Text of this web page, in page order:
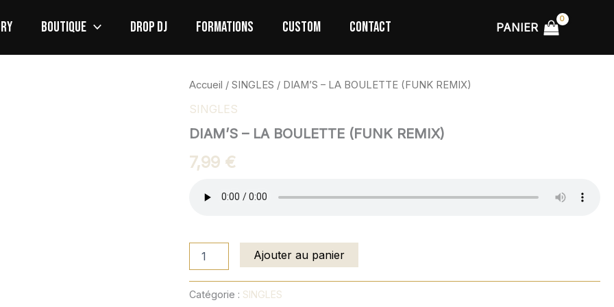
BOUTIQUE DROP DJ FORMATIONS CUSTOM CONTACT PANIER
Accueil /SINGLES / DIAM’S – LA BOULETTE (FUNK REMIX)
SINGLES
DIAM’S – LA BOULETTE (FUNK REMIX)
7,99 €
quantité
DIAM'S
LA
(FUNK
Ajouter au panier
Catégorie : SINGLES